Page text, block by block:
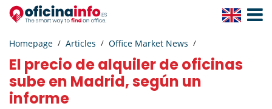
Toggle
Homepage Articles Office Market News
El precio de alquiler de oficinas
sube en Madrid, según un
informe